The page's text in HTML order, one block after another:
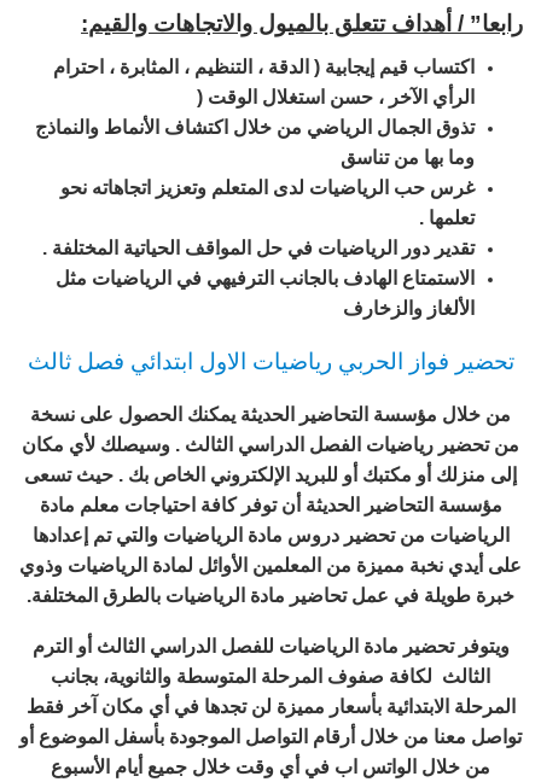
رابعا” / أهداف تتعلق بالميول والاتجاهات والقيم:
اكتساب قيم إيجابية ( الدقة ، التنظيم ، المثابرة ، احترام
الرأي الآخر ، حسن استغلال الوقت (
تذوق الجمال الرياضي من خلال اكتشاف الأنماط والنماذج
وما بها من تناسق
غرس حب الرياضيات لدى المتعلم وتعزيز اتجاهاته نحو
تعلمها .
تقدير دور الرياضيات في حل المواقف الحياتية المختلفة .
الاستمتاع الهادف بالجانب الترفيهي في الرياضيات مثل
الألغاز والزخارف
تحضير فواز الحربي رياضيات الاول ابتدائي فصل ثالث
من خلال مؤسسة التحاضير الحديثة يمكنك الحصول على نسخة
من تحضير رياضيات الفصل الدراسي الثالث . وسيصلك لأي مكان
إلى منزلك أو مكتبك أو للبريد الإلكتروني الخاص بك . حيث تسعى
مؤسسة التحاضير الحديثة أن توفر كافة احتياجات معلم مادة
الرياضيات من تحضير دروس مادة الرياضيات والتي تم إعدادها
على أيدي نخبة مميزة من المعلمين الأوائل لمادة الرياضيات وذوي
خبرة طويلة في عمل تحاضير مادة الرياضيات بالطرق المختلفة.
ويتوفر تحضير مادة الرياضيات للفصل الدراسي الثالث أو الترم
الثالث لكافة صفوف المرحلة المتوسطة والثانوية، بجانب
المرحلة الابتدائية بأسعار مميزة لن تجدها في أي مكان آخر فقط
تواصل معنا من خلال أرقام التواصل الموجودة بأسفل الموضوع أو
من خلال الواتس اب في أي وقت خلال جميع أيام الأسبوع